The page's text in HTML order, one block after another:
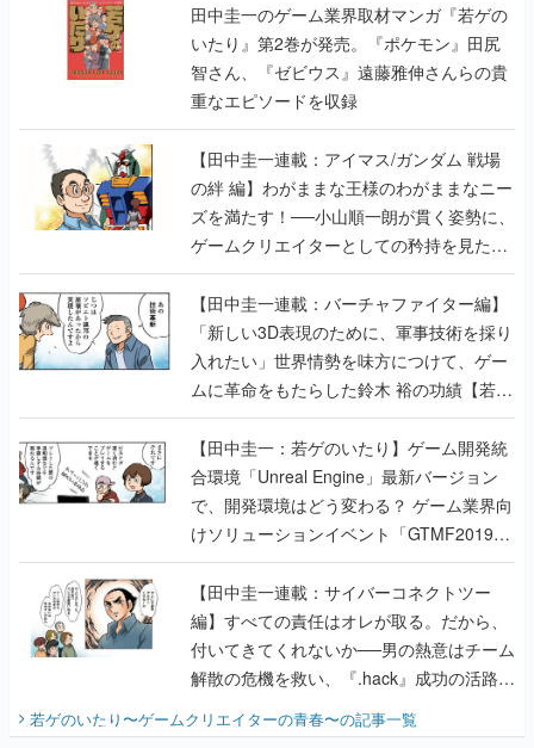
田中圭一のゲーム業界取材マンガ『若ゲの
いたり』第2巻が発売。『ポケモン』田尻
智さん、『ゼビウス』遠藤雅伸さんらの貴
重なエピソードを収録
【田中圭一連載：アイマス/ガンダム 戦場
の絆 編】わがままな王様のわがままなニー
ズを満たす！──小山順一朗が貫く姿勢に、
ゲームクリエイターとしての矜持を見た
【若ゲのいたり最終回】
【田中圭一連載：バーチャファイター編】
「新しい3D表現のために、軍事技術を採り
入れたい」世界情勢を味方につけて、ゲー
ムに革命をもたらした鈴木 裕の功績【若ゲ
のいたり】
【田中圭一：若ゲのいたり】ゲーム開発統
合環境「Unreal Engine」最新バージョン
で、開発環境はどう変わる？ ゲーム業界向
けソリューションイベント「GTMF2019」
に行って、より理解を深めよう【PR】
【田中圭一連載：サイバーコネクトツー
編】すべての責任はオレが取る。だから、
付いてきてくれないか──男の熱意はチーム
解散の危機を救い、『.hack』成功の活路を
『少年ジャンプ』色だった【若ゲのいた
若ゲのいたり〜ゲームクリエイターの青春〜の記事一覧